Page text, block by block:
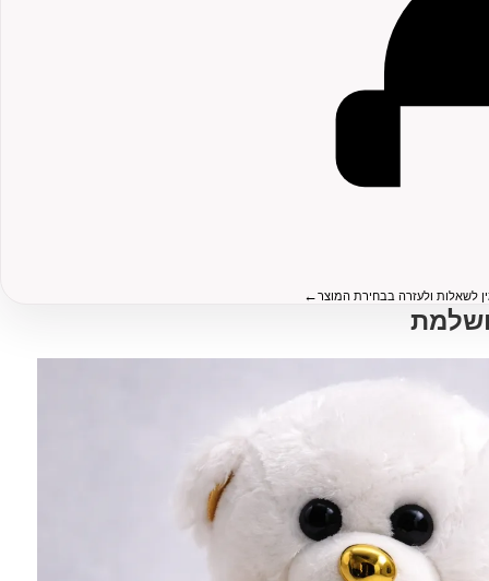
לשאלות ולעזרה בבחירת המוצר←